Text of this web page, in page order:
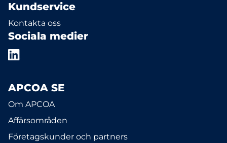
Kundservice
Kontakta oss
Sociala medier
APCOA SE
Om APCOA
Affärsområden
Företagskunder och partners